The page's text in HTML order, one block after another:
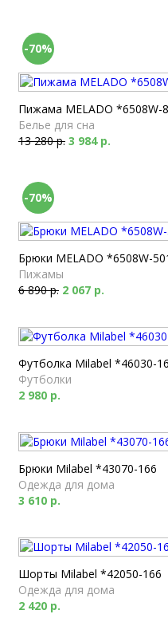
-70%
Пижама MELADO *6508W-
Белье для сна
13 280 р. 3 984 р.
-70%
Брюки MELADO *6508W-
Пижамы
6 890 р. 2 067 р.
Футболка Milabel *46030-
Футболки
2 980 р.
Брюки Milabel *43070-166
Одежда для дома
3 610 р.
Шорты Milabel *42050-166
Одежда для дома
2 420 р.